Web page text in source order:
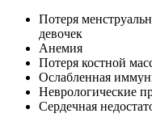
Потеря
девочек
Анемия
Потеря костной
Ослабленная
Неврологические
Сердечная